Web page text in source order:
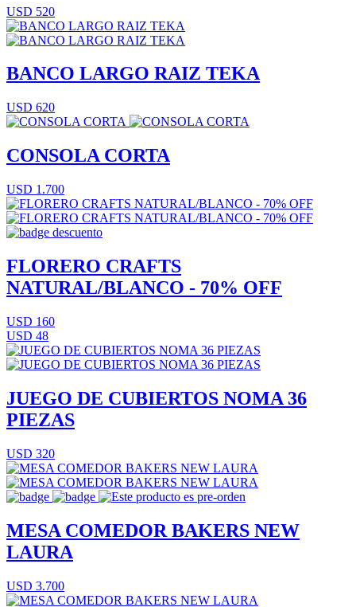
USD 520
BANCO LARGO RAIZ TEKA
USD 620
CONSOLA CORTA
USD 1.700
FLORERO CRAFTS
NATURAL/BLANCO - 70% OFF
USD 160
USD 48
JUEGO DE CUBIERTOS NOMA 36
PIEZAS
USD 320
MESA COMEDOR BAKERS NEW
LAURA
USD 3.700